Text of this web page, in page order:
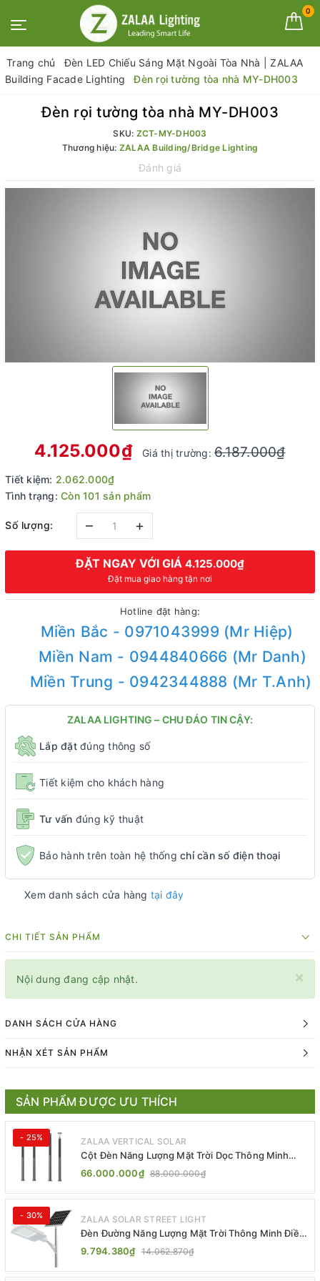
0
Trang chủ
Đèn LED Chiếu Sáng Mặt Ngoài Tòa Nhà | ZALAA
Building Facade Lighting
Đèn rọi tường tòa nhà MY-DH003
Đèn rọi tường tòa nhà MY-DH003
SKU: ZCT-MY-DH003
Thương hiệu: ZALAA Building/Bridge Lighting
Đánh giá
4.125.000₫ Giá thị trường:6.187.000₫
Tiết kiệm: 2.062.000₫
Tình trạng: Còn 101 sản phẩm
Số lượng: – +
ĐẶT NGAY VỚI GIÁ 4.125.000₫
Đặt mua giao hàng tận nơi
Hotline đặt hàng:
Miền Bắc - 0971043999 (Mr Hiệp)
Miền Nam - 0944840666 (Mr Danh)
Miền Trung - 0942344888 (Mr T.Anh)
ZALAA LIGHTING – CHU ĐÁO TIN CẬY:
Lắp đặtđúng thông số
Tiết kiệm cho khách hàng
Tư vấn đúng kỹ thuật
Bảo hành trên toàn hệ thống chỉ cần số điện thoại
Xem danh sách cửa hàng tại đây
CHI TIẾT SẢN PHẨM
×
Nội dung đang cập nhật.
DANH SÁCH CỬA HÀNG
NHẬN XÉT SẢN PHẨM
SẢN PHẨM ĐƯỢC ƯU THÍCH
- 25% ZALAA VERTICAL SOLAR
Cột Đèn Năng Lượng Mặt Trời Dọc Thông Minh
ZSR-YYDS-360 | ZALAA Jsc
66.000.000₫ 88.000.000₫
- 30% ZALAA SOLAR STREET LIGHT
Đèn Đường Năng Lượng Mặt Trời Thông Minh Điều
Khiển MPPT ZL-GMX01 ZALAA
9.794.380₫ 14.062.870₫